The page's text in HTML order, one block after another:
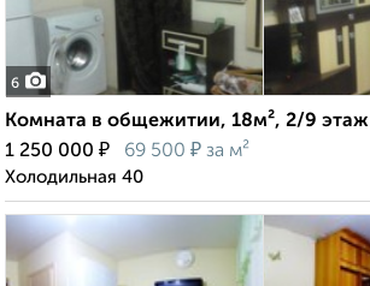
6
Комната в общежитии, 18м², 2/9 этаж
1 250 000 ₽ 69 500 ₽ за м²
Холодильная 40